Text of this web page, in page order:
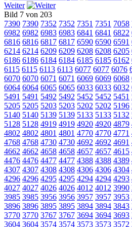
Weiter
Bild 7 von 203
7390 7390 7352 7352 7351 7351 7058
6982 6982 6983 6983 6841 6841 6822
6816 6816 6817 6817 6590 6590 6591
6214 6214 6209 6209 6208 6208 6205
6186 6186 6184 6184 6185 6185 6162
6115 6115 6113 6113 6077 6077 6076
6070 6070 6071 6071 6069 6069 6068
6064 6064 6065 6065 6033 6033 6032
5491 5491 5492 5492 5452 5452 5451
5205 5205 5203 5203 5202 5202 5196
5140 5140 5139 5139 5133 5133 5132
5128 5128 4919 4919 4920 4920 4879
4802 4802 4801 4801 4770 4770 4771
4768 4768 4730 4730 4692 4692 4691
4662 4662 4658 4658 4657 4657 4615
4476 4476 4477 4477 4388 4388 4389
4307 4307 4308 4308 4306 4306 4304
4296 4296 4295 4295 4294 4294 4293
4027 4027 4026 4026 4012 4012 3990
3985 3985 3956 3956 3957 3957 3953
3896 3896 3895 3895 3894 3894 3843
3770 3770 3767 3767 3694 3694 3693
3604 3604 3574 3574 3573 3573 3572